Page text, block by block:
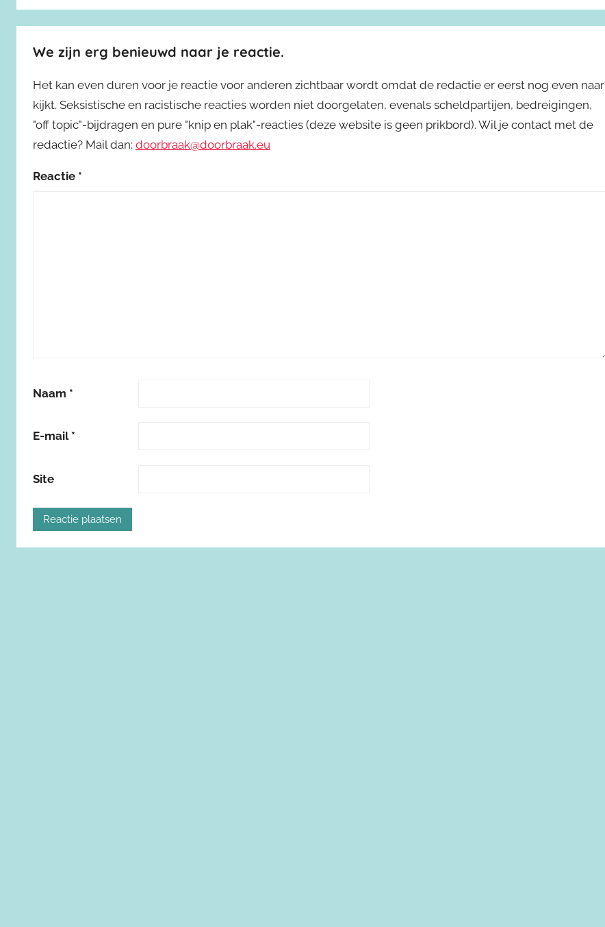
We zijn erg benieuwd naar je reactie.
Het kan even duren voor je reactie voor anderen zichtbaar wordt omdat de redactie er eerst nog even naar
kijkt. Seksistische en racistische reacties worden niet doorgelaten, evenals scheldpartijen, bedreigingen,
"off topic"-bijdragen en pure "knip en plak"-reacties (deze website is geen prikbord). Wil je contact met de
redactie? Mail dan: doorbraak@doorbraak.eu
Reactie *
Naam *
E-mail *
Site